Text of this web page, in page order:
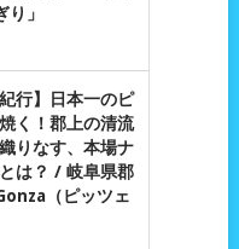
」
行】日本一のピ
く！郡上の清流
りなす、本場ナ
は？ / 岐阜県郡
（ピッツェ